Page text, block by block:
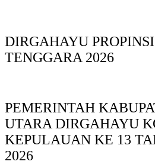
DIRGAHAYU
TENGGARA 2026
PEMERINTAH
UTARA DIRGAHAYU
KEPULAUAN KE 13
2026